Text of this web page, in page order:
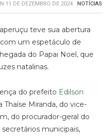
11 DE DEZEMBRO DE 2024 NOTÍCIAS
teve sua abertura
um espetáculo de
do Papai Noel, que
natalinas.
do prefeito Edilson
Thaíse Miranda, do vice-
do procurador-geral do
municipais,